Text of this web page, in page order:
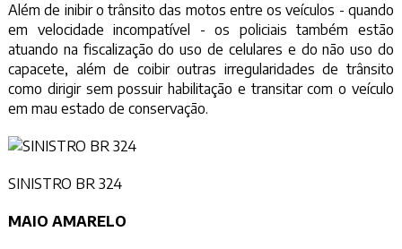
Além de inibir o trânsito das motos entre os veículos - quando
em velocidade incompatível - os policiais também estão
atuando na fiscalização do uso de celulares e do não uso do
capacete, além de coibir outras irregularidades de trânsito
como dirigir sem possuir habilitação e transitar com o veículo
em mau estado de conservação.
SINISTRO BR 324
MAIO AMARELO